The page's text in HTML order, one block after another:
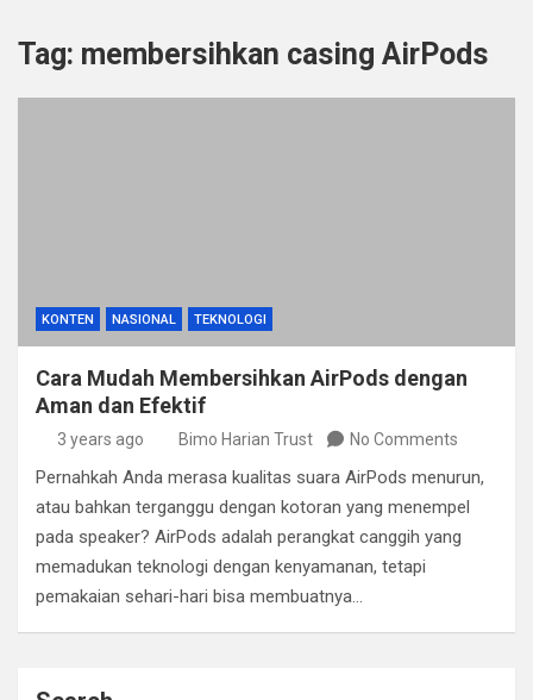
Tag: membersihkan casing AirPods
KONTEN NASIONAL TEKNOLOGI
Cara Mudah Membersihkan AirPods dengan
Aman dan Efektif
3 years ago Bimo Harian Trust No Comments
Pernahkah Anda merasa kualitas suara AirPods menurun,
atau bahkan terganggu dengan kotoran yang menempel
pada speaker? AirPods adalah perangkat canggih yang
memadukan teknologi dengan kenyamanan, tetapi
pemakaian sehari-hari bisa membuatnya…